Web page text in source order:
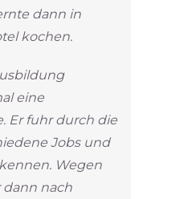
dann in
kochen.
eine
Er fuhr durch die
Jobs und
Wegen
dann nach